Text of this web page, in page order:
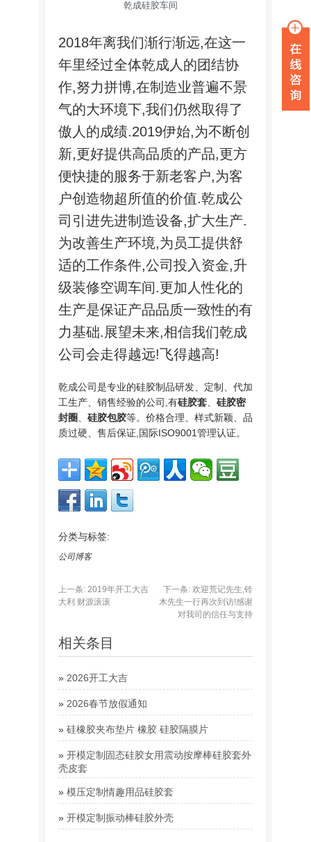
乾成硅胶车间
2018年离我们渐行渐远,在这一
年里经过全体乾成人的团结协
作,努力拼博,在制造业普遍不景
气的大环境下,我们仍然取得了
傲人的成绩.2019伊始,为不断创
新,更好提供高品质的产品,更方
便快捷的服务于新老客户,为客
户创造物超所值的价值.乾成公
司引进先进制造设备,扩大生产.
为改善生产环境,为员工提供舒
适的工作条件,公司投入资金,升
级装修空调车间.更加人性化的
生产是保证产品品质一致性的有
力基础.展望未来,相信我们乾成
公司会走得越远!飞得越高!
乾成公司是专业的硅胶制品研发、定制、代加
工生产、销售经验的公司,有硅胶套
硅胶密
封圈
硅胶包胶等。价格合理、样式新颖、品
质过硬、售后保证,国际ISO9001管理认证。
分类与标签:
公司博客
上一条: 2019年开工大吉
大利 财源滚滚
下一条: 欢迎荒记先生,铃
木先生一行再次到访!感谢
对我司的信任与支持
相关条目
» 2026开工大吉
» 2026春节放假通知
» 硅橡胶夹布垫片 橡胶 硅胶隔膜片
» 开模定制固态硅胶女用震动按摩棒硅胶套外
壳皮套
» 模压定制情趣用品硅胶套
» 开模定制振动棒硅胶外壳